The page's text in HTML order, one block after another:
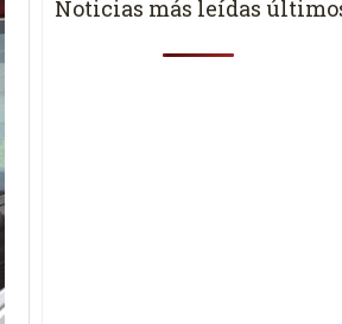
Noticias más leídas